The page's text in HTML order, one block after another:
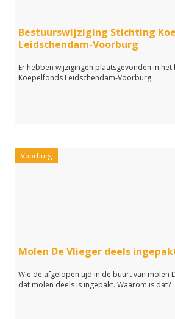
Bestuurswijziging Stichting
Leidschendam-Voorburg
Er hebben wijzigingen plaatsgevonden in het
Koepelfonds Leidschendam-Voorburg.
Voorburg
Molen De Vlieger deels
Wie de afgelopen tijd in de buurt van molen
dat molen deels is ingepakt. Waarom is dat?